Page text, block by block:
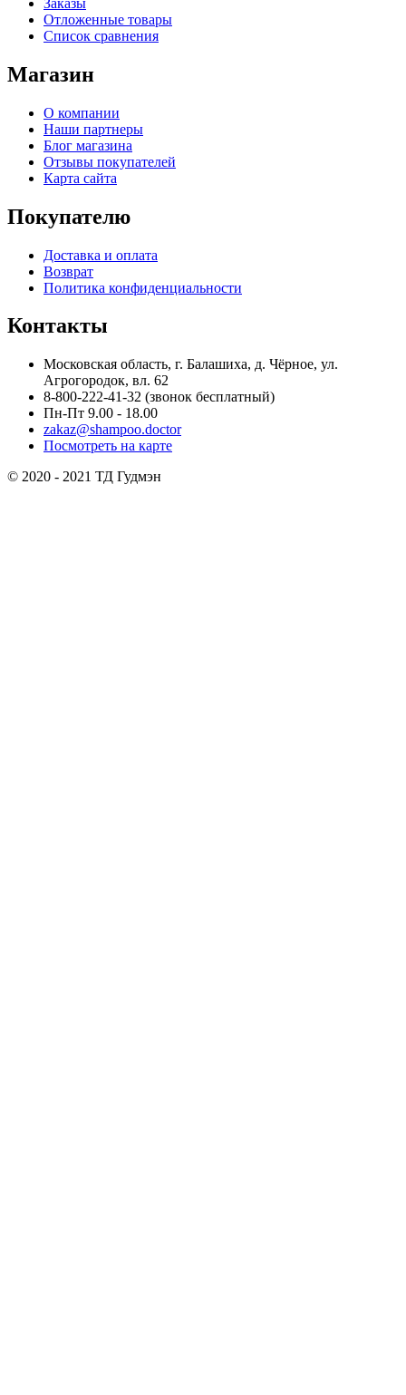
Заказы
Отложенные товары
Список сравнения
Магазин
О компании
Наши партнеры
Блог магазина
Отзывы покупателей
Карта сайта
Покупателю
Доставка и оплата
Возврат
Политика конфиденциальности
Контакты
Московская область, г. Балашиха, д. Чёрное, ул.
Агрогородок, вл. 62
8-800-222-41-32 (звонок бесплатный)
Пн-Пт 9.00 - 18.00
zakaz@shampoo.doctor
Посмотреть на карте
© 2020 - 2021 ТД Гудмэн